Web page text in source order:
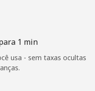
1 min
usa - sem taxas ocultas